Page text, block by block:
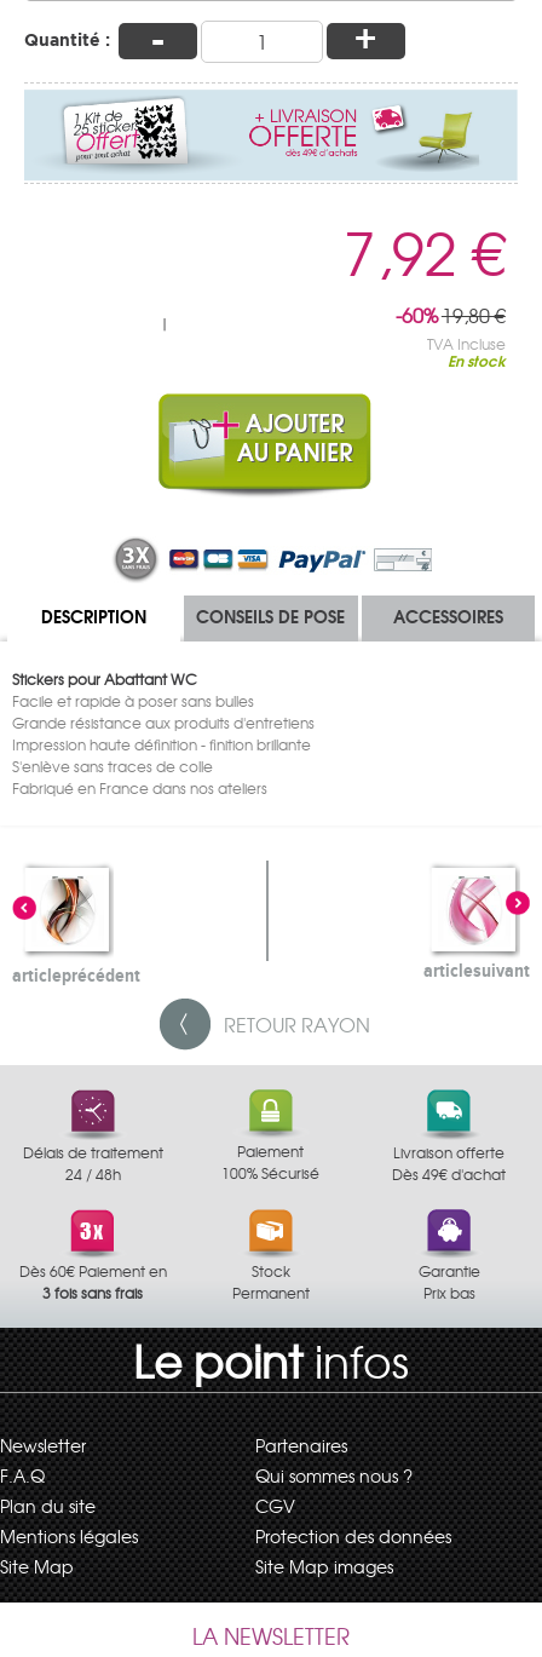
Quantité : - +
7,92 €
-60%19,80 €
TVA Incluse
En stock
|
DESCRIPTION CONSEILS DE POSE ACCESSOIRES
Stickers pour Abattant WC
Facile et rapide à poser sans bulles
Grande résistance aux produits d'entretiens
Impression haute définition - finition brillante
S'enlève sans traces de colle
Fabriqué en France dans nos ateliers
articleprécédent articlesuivant
RETOUR RAYON
Délais de traitement
24 / 48h
Paiement
100% Sécurisé
Livraison offerte
Dès 49€ d'achat
Dès 60€ Paiement en
3 fois sans frais
Stock
Permanent
Garantie
Prix bas
Le pointinfos
Newsletter
Partenaires
F.A.Q
Qui sommes nous ?
Plan du site
CGV
Mentions légales
Protection des données
Site Map
Site Map images
LA NEWSLETTER